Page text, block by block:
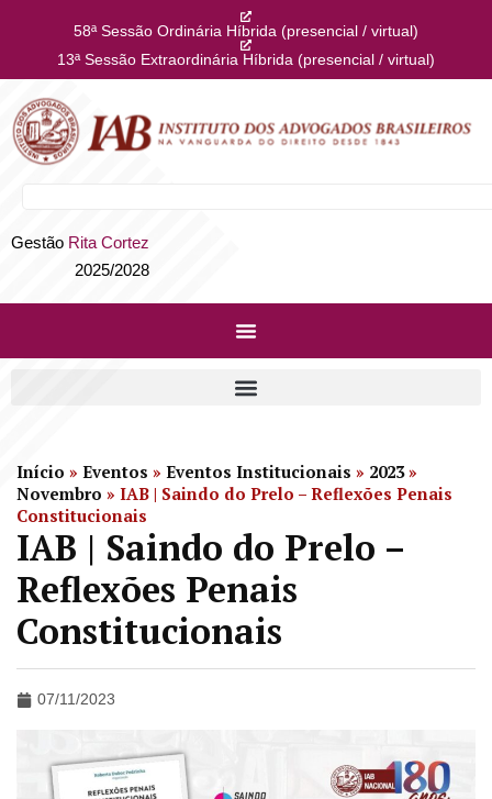
58ª Sessão Ordinária Híbrida (presencial / virtual)
13ª Sessão Extraordinária Híbrida (presencial / virtual)
Gestão Rita Cortez
2025/2028
Início » Eventos » Eventos Institucionais » 2023»
Novembro » IAB | Saindo do Prelo – Reflexões Penais
Constitucionais
IAB | Saindo do Prelo –
Reflexões Penais
Constitucionais
07/11/2023